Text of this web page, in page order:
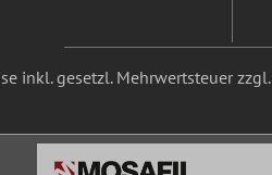
inkl. gesetzl. Mehrwertsteuer zzgl.